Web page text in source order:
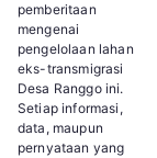
pemberitaan
mengenai
pengelolaan lahan
eks-transmigrasi
Desa Ranggo ini.
Setiap informasi,
data, maupun
pernyataan yang